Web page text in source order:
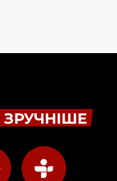
ЗРУЧНІШЕ